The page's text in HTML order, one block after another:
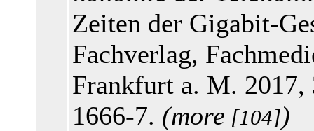
Zeiten der Gigabit-
Fachverlag,
Frankfurt a. M. 2017,
1666-7. (more [104])